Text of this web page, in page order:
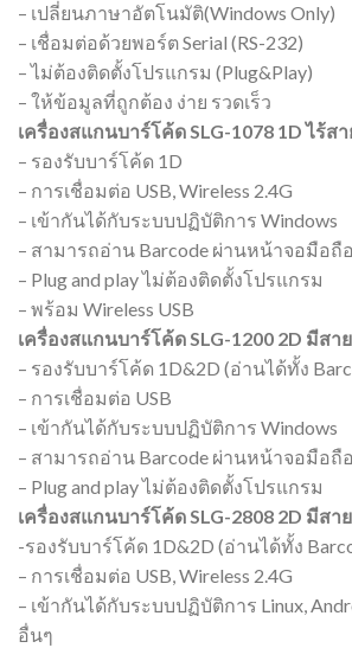
– เปลี่ยนภาษาอัตโนมัติ(Windows Only)
– เชื่อมต่อด้วยพอร์ต Serial (RS-232)
– ไม่ต้องติดตั้งโปรแกรม (Plug&Play)
– ให้ข้อมูลที่ถูกต้อง ง่าย รวดเร็ว
เครื่องสแกนบาร์โค้ด SLG-1078 1D ไร้ส
– รองรับบาร์โค้ด 1D
– การเชื่อมต่อ USB, Wireless 2.4G
– เข้ากันได้กับระบบปฏิบัติการ Windows
– สามารถอ่าน Barcode ผ่านหน้าจอมือถื
– Plug and play ไม่ต้องติดตั้งโปรแกรม
– พร้อม Wireless USB
เครื่องสแกนบาร์โค้ด SLG-1200 2D มีสาย
– รองรับบาร์โค้ด 1D&2D (อ่านได้ทั้ง
– การเชื่อมต่อ USB
– เข้ากันได้กับระบบปฏิบัติการ Windows
– สามารถอ่าน Barcode ผ่านหน้าจอมือถื
– Plug and play ไม่ต้องติดตั้งโปรแกรม
เครื่องสแกนบาร์โค้ด SLG-2808 2D มีสาย
-รองรับบาร์โค้ด 1D&2D (อ่านได้ทั้ง
– การเชื่อมต่อ USB, Wireless 2.4G
– เข้ากันได้กับระบบปฏิบัติการ Linux,
อื่นๆ